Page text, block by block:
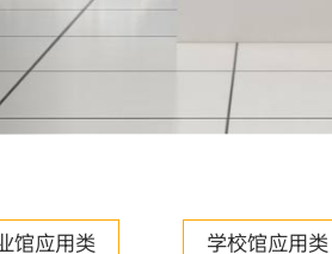
馆应用类 学校馆应用类